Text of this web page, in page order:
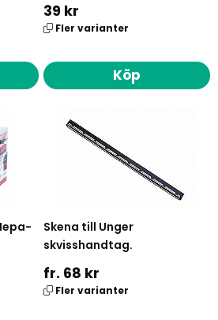
39 kr
Fler varianter
Köp
Skena till Unger
skvisshandtag.
fr. 68 kr
Fler varianter